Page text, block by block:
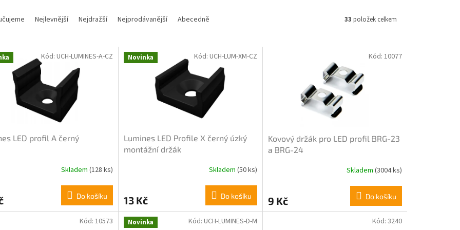
Nejlevnější Nejdražší Nejprodávanější Abecedně 33 položek celkem
LED profil A černý
Skladem (128 ks)
Do košíku
Kód: UCH-LUMINES-A-CZ Novinka
Lumines LED Profile X černý úzký
montážní držák
Skladem (50 ks)
13 Kč Do košíku
Kód: UCH-LUM-XM-CZ
Kovový držák pro LED profil BRG-23
a BRG-24
je
4,5
Skladem (3004 ks)
9 Kč Do košíku
Kód: 10077
Kód: 10573 Novinka Kód: UCH-LUMINES-D-M Kód: 3240